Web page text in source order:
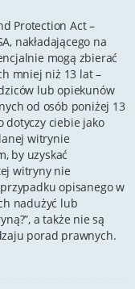
Protection Act –
nakładającego na
mogą zbierać
mniej niż 13 lat –
lub opiekunów
od osób poniżej 13
dotyczy ciebie jako
witrynie
by uzyskać
witryny nie
opisanego w
nadużyć lub
a także nie są
porad prawnych.